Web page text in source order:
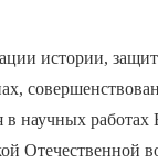
истории,
в научных
Отечественной